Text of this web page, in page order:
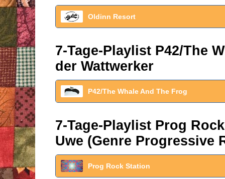
Oldinn Resort
7-Tage-Playlist P42/The
der Wattwerker
P42/The Whale And The Frog
7-Tage-Playlist Prog
Uwe (Genre Progressive
Prog Rock Station